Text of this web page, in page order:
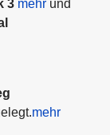
3 mehr und
mehr